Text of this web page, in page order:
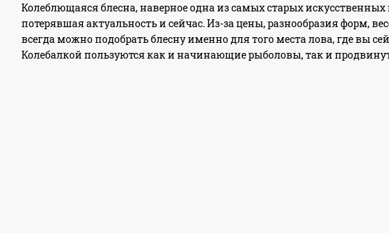
Колеблющаяся блесна, наверное одна из самых старых
потерявшая актуальность и сейчас. Из-за цены, разнообразия форм,
всегда можно подобрать блесну именно для того места лова, где вы
Колебалкой пользуются как и начинающие рыболовы, так и